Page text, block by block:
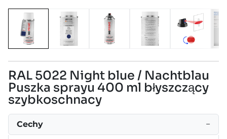
RAL 5022 Night blue / Nachtblau
Puszka sprayu 400 ml błyszczący
szybkoschnacy
Cechy −